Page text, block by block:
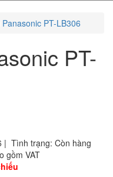
PT-LB306
PT-
| Tình trạng: Còn hàng
gồm VAT